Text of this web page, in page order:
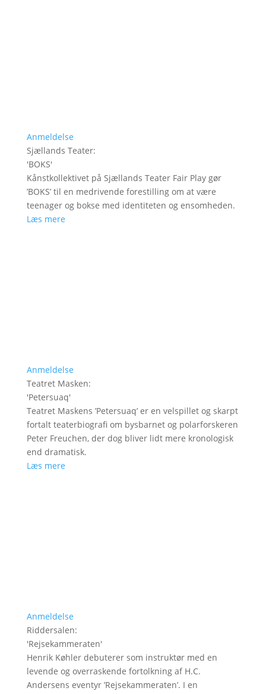
Anmeldelse
Sjællands Teater:
'BOKS'
Kånstkollektivet på Sjællands Teater Fair Play gør
’BOKS’ til en medrivende forestilling om at være
teenager og bokse med identiteten og ensomheden.
Læs mere
Anmeldelse
Teatret Masken:
'Petersuaq'
Teatret Maskens ’Petersuaq’ er en velspillet og skarpt
fortalt teaterbiografi om bysbarnet og polarforskeren
Peter Freuchen, der dog bliver lidt mere kronologisk
end dramatisk.
Læs mere
Anmeldelse
Riddersalen:
'Rejsekammeraten'
Henrik Køhler debuterer som instruktør med en
levende og overraskende fortolkning af H.C.
Andersens eventyr ’Rejsekammeraten’. I en